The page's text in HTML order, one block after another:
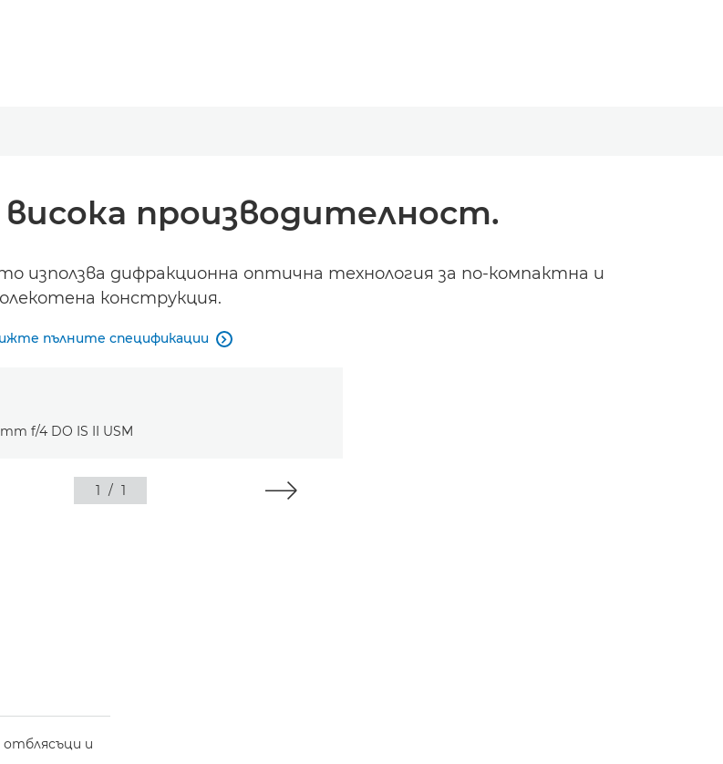
производителност.
използва дифракционна оптична технология за по-компактна и
олекотена конструкция.
пълните спецификации 
1 / 1
отблясъци и